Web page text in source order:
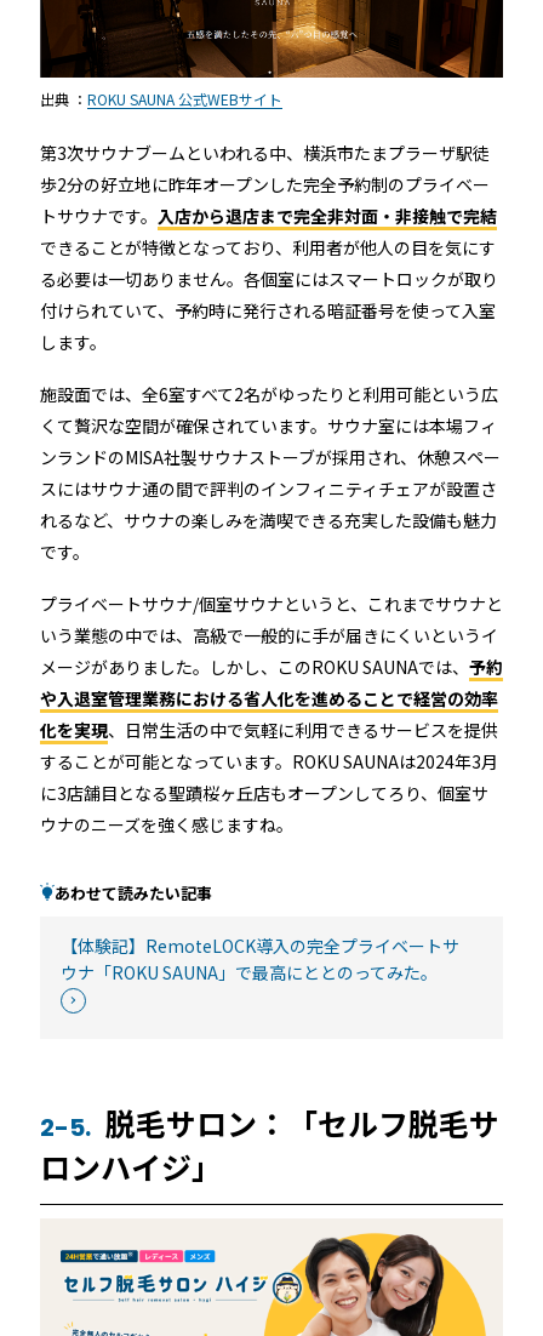
出典 ： ROKU SAUNA 公式WEBサイト
第3次サウナブームといわれる中、横浜市たまプラーザ駅徒
歩2分の好立地に昨年オープンした完全予約制のプライベー
トサウナです。 入店から退店まで完全非対面・非接触で完結
できることが特徴となっており、利用者が他人の目を気にす
る必要は一切ありません。各個室にはスマートロックが取り
付けられていて、予約時に発行される暗証番号を使って入室
します。
施設面では、全6室すべて2名がゆったりと利用可能という広
くて贅沢な空間が確保されています。サウナ室には本場フィ
ンランドのMISA社製サウナストーブが採用され、休憩スペー
スにはサウナ通の間で評判のインフィニティチェアが設置さ
れるなど、サウナの楽しみを満喫できる充実した設備も魅力
です。
プライベートサウナ/個室サウナというと、これまでサウナと
いう業態の中では、高級で一般的に手が届きにくいというイ
メージがありました。しかし、このROKU SAUNAでは、 予約
や入退室管理業務における省人化を進めることで経営の効率
化を実現、日常生活の中で気軽に利用できるサービスを提供
することが可能となっています。ROKU SAUNAは2024年3月
に3店舗目となる聖蹟桜ヶ丘店もオープンしてろり、個室サ
ウナのニーズを強く感じますね。
あわせて読みたい記事
【体験記】RemoteLOCK導入の完全プライベートサ
ウナ「ROKU SAUNA」で最高にととのってみた。
2-5. 脱毛サロン：「セルフ脱毛サ
ロンハイジ」